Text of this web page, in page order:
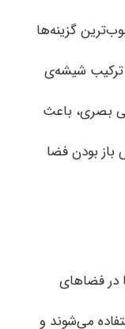
گزینه‌ها
شیشه‌ی
بصری، باعث
بودن فضا
در فضاهای
می‌شوند و